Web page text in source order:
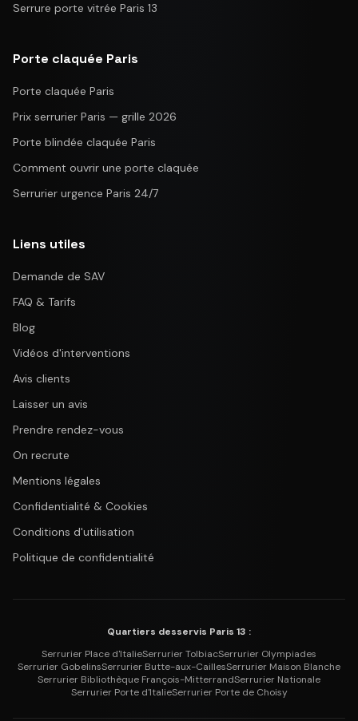
Serrure porte vitrée Paris 13
Porte claquée Paris
Porte claquée Paris
Prix serrurier Paris — grille 2026
Porte blindée claquée Paris
Comment ouvrir une porte claquée
Serrurier urgence Paris 24/7
Liens utiles
Demande de SAV
FAQ & Tarifs
Blog
Vidéos d'interventions
Avis clients
Laisser un avis
Prendre rendez-vous
On recrute
Mentions légales
Confidentialité & Cookies
Conditions d'utilisation
Politique de confidentialité
Quartiers desservis Paris 13 :
Serrurier Place d'ItalieSerrurierTolbiacSerrurier Olympiades
Serrurier GobelinsSerrurier Butte-aux-CaillesSerrurier Maison Blanche
Serrurier Bibliothèque François-MitterrandSerrurier Nationale
Serrurier Porte d'ItalieSerrurier Porte de Choisy